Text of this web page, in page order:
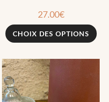
27.00€
CHOIX DES OPTIONS